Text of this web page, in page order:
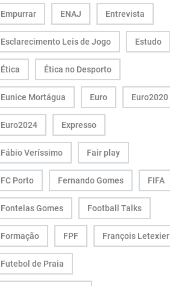
Empurrar ENAJ Entrevista
Esclarecimento Leis de Jogo Estudo
Ética Ética no Desporto
Eunice Mortágua Euro Euro2020
Euro2024 Expresso
Fábio Veríssimo Fair play
FC Porto Fernando Gomes FIFA
Fontelas Gomes Football Talks
Formação FPF François Letexier
Futebol de Praia